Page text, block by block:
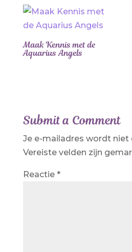
Maak Kennis met de
Aquarius Angels
Submit a Comment
Je e-mailadres wordt niet
Vereiste velden zijn
Reactie *